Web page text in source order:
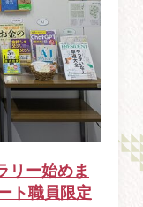
リー始めま
ト職員限定